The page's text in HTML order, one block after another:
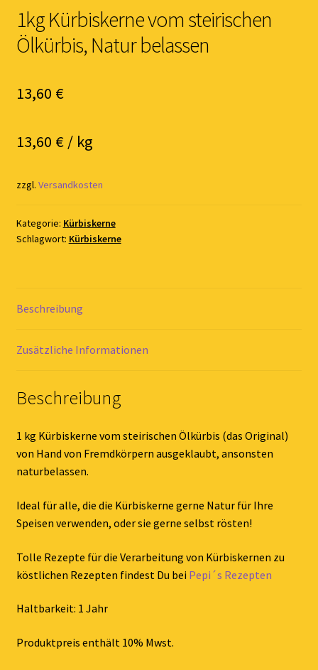
1kg Kürbiskerne vom steirischen
Ölkürbis, Natur belassen
13,60 €
13,60 €/ kg
zzgl. Versandkosten
Kategorie: Kürbiskerne
Schlagwort: Kürbiskerne
Beschreibung
Zusätzliche Informationen
Beschreibung
1 kg Kürbiskerne vom steirischen Ölkürbis (das Original)
von Hand von Fremdkörpern ausgeklaubt, ansonsten
naturbelassen.
Ideal für alle, die die Kürbiskerne gerne Natur für Ihre
Speisen verwenden, oder sie gerne selbst rösten!
Tolle Rezepte für die Verarbeitung von Kürbiskernen zu
köstlichen Rezepten findest Du bei Pepi´s Rezepten
Haltbarkeit: 1 Jahr
Produktpreis enthält 10% Mwst.